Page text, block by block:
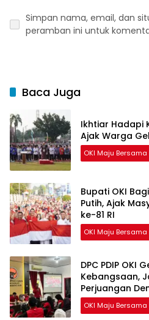
Simpan nama, email, dan
peramban ini untuk
Baca Juga
Ikhtiar Hadapi
Ajak Warga
OKI Maju Bersama
Bupati OKI
Putih, Ajak
ke-81 RI
OKI Maju Bersama
DPC PDIP OKI
Kebangsaan,
Perjuangan
OKI Maju Bersama